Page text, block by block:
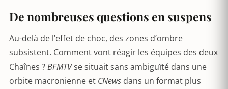
De nombreuses questions en suspens
Au-delà de l’effet de choc, des zones d’ombre
subsistent. Comment vont réagir les équipes des deux
Chaînes ?BFMTVse situait sans ambiguïté dans une
orbite macronienne et CNews dans un format plus